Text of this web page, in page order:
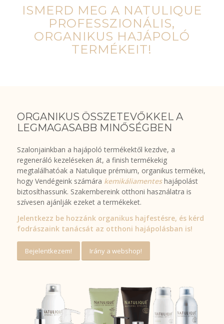
ISMERD MEG A NATULIQUE
PROFESSZIONÁLIS,
ORGANIKUS HAJÁPOLÓ
TERMÉKEIT!
ORGANIKUS ÖSSZETEVŐKKEL A
LEGMAGASABB MINŐSÉGBEN
Szalonjainkban a hajápoló termékektől kezdve, a
regeneráló kezeléseken át, a finish termékekig
megtalálhatóak a Natulique prémium, organikus termékei,
hogy Vendégeink számára kemikáliamentes hajápolást
biztosíthassunk. Szakembereink otthoni használatra is
szívesen ajánlják ezeket a termékeket.
Jelentkezz be hozzánk organikus hajfestésre, és kérd
fodrászaink tanácsát az otthoni hajápolásban is!
Bejelentkezem! Irány a webshop!